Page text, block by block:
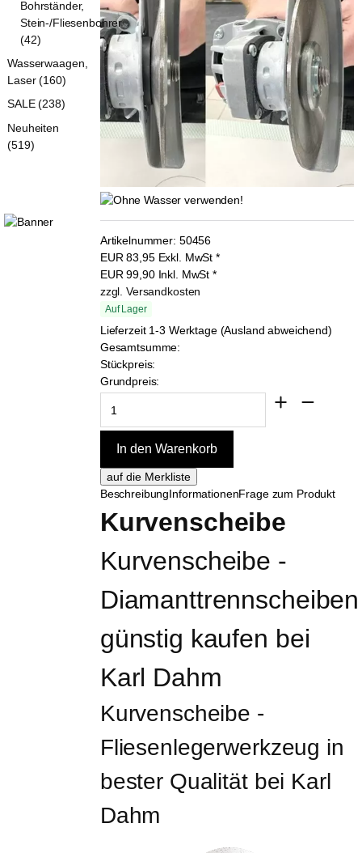
Artikelnummer: 50456
EUR83,95 Exkl. MwSt *
EUR99,90 Inkl. MwSt *
zzgl. Versandkosten
Auf Lager
Lieferzeit 1-3 Werktage (Ausland abweichend)
Gesamtsumme:
Stückpreis:
Grundpreis:
BeschreibungInformationenFrage zum Produkt
Kurvenscheibe
Kurvenscheibe -
günstig kaufen bei
Karl Dahm
Kurvenscheibe -
Fliesenlegerwerkzeug in
bester Qualität bei Karl
Dahm
Bohrständer,
Stein-/Fliesenbohrer
(42)
Wasserwaagen,
Laser (160)
SALE (238)
Neuheiten
(519)